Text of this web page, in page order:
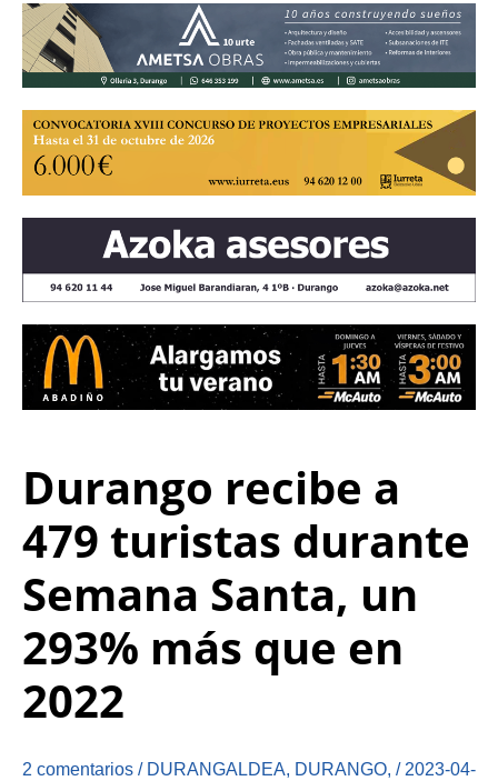
Durango recibe a
479 turistas durante
Semana Santa, un
293% más que en
2022
2 comentarios / DURANGALDEA, DURANGO, / 2023-04-